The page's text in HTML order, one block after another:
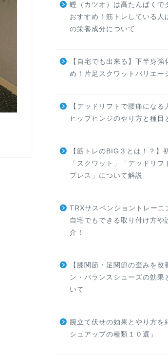
鰹（カツオ）は高たんぱくで
おすすめ！筋トレしている人
の栄養成分について
【自宅でも出来る】下半身強
め！片足スクワットバリエー
【デッドリフトで腰痛になる
ヒップヒンジのやり方と種目
【筋トレのBIG３とは！？】
「スクワット」「デッドリフ
プレス」について解説
TRXサスペンショントレーニ
自宅でもできる取り付け方や
介！
【膝関節・足関節の歪みを改
ン・バランスシューズの効果
いて
腕立て伏せの効果とやり方を
シュアップの種類１０選」